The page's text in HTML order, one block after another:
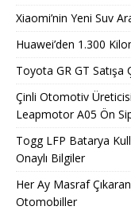
Xiaomi’nin Yeni Suv
Huawei’den 1.300
Toyota GR GT Satışa
Çinli Otomotiv
Leapmotor A05 Ön
Togg LFP Batarya
Onaylı Bilgiler
Her Ay Masraf
Otomobiller